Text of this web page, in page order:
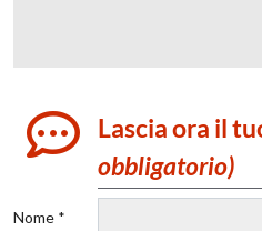
Lascia ora il
obbligatorio)
Nome *